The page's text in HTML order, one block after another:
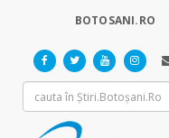
BOTOSANI.RO